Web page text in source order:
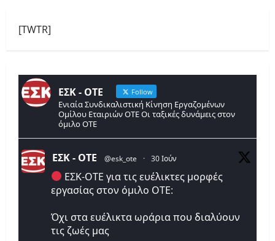
[TWTR]
ΕΣΚ - ΟΤΕ Follow
Ενιαία Συνδικαλιστική Κίνηση Εργαζομένων
Ομίλου Εταιριών ΟΤΕ Οι ταξικές δυνάμεις στον
όμιλο ΟΤΕ
ΕΣΚ - ΟΤΕ @esk_ote · 30 Ιούν
ΕΣΚ-ΟΤΕ για τις ευέλικτες μορφές
εργασίας στον όμιλο ΟΤΕ:
Όχι στα ευέλικτα ωράρια που διαλύουν
τις ζωές μας